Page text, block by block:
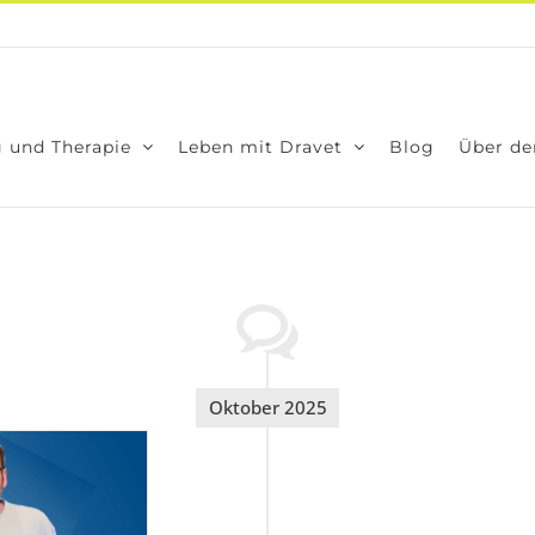
und The­ra­pie Leben mit Dra­vet Blog Über
Oktober 2025